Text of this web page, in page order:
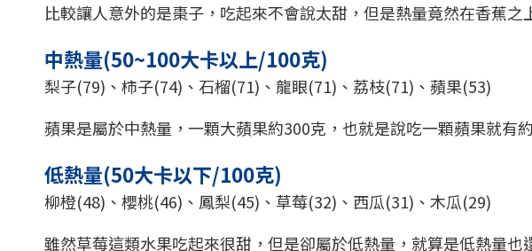
比較讓人意外的是棗子，吃起來不會說太甜，但是熱量竟然在香蕉之
中熱量(50~100大卡以上/100克)
梨子(79)、柿子(74)、石榴(71)、龍眼(71)、荔枝(71)、蘋果(53)
蘋果是屬於中熱量，一顆大蘋果約300克，也就是說吃一顆蘋果就有
低熱量(50大卡以下/100克)
柳橙(48)、櫻桃(46)、鳳梨(45)、草莓(32)、西瓜(31)、木瓜(29)
雖然草莓這類水果吃起來很甜，但是卻屬於低熱量，就算是低熱量也